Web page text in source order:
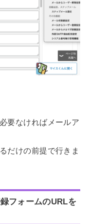
要なければメールア
だけの前提で行きま
フォームのURLを